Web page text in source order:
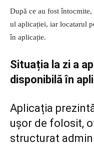
După ce au fost
ul aplicației, iar locatarul
în aplicație.
Situația la zi a
disponibilă în
Aplicația
ușor de folosit,
structurat